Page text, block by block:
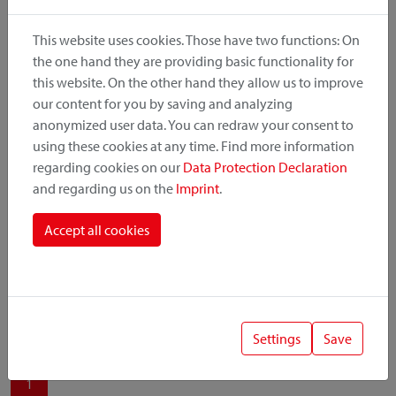
produit, le point de montage et le système de fixation.
Catégorie de produit
Position de montage
Système de fixation
1
This website uses cookies. Those have two functions: On
the one hand they are providing basic functionality for
this website. On the other hand they allow us to improve
our content for you by saving and analyzing
anonymized user data. You can redraw your consent to
using these cookies at any time. Find more information
regarding cookies on our Data Protection Declaration
and regarding us on the Imprint.
Accept all cookies
Settings Save